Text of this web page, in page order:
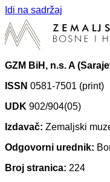
Idi na sadržaj
GZM BiH, n.s. A
ISSN 0581-7501 (print)
UDK 902/904(05)
Izdavač: Zemaljski
Odgovorni urednik:
Broj stranica: 224